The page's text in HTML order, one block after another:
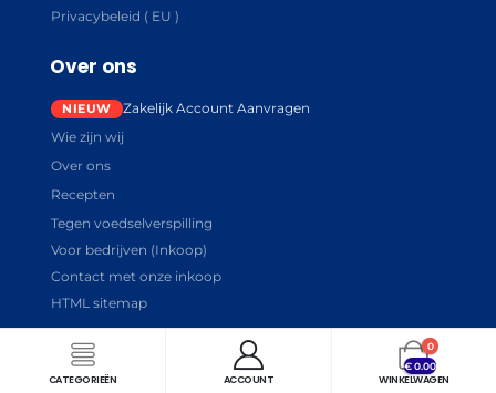
Privacybeleid ( EU )
Over ons
Zakelijk Account Aanvragen
Wie zijn wij
Over ons
Recepten
Tegen voedselverspilling
Voor bedrijven (Inkoop)
Contact met onze inkoop
HTML sitemap
CATEGORIEËN ACCOUNT
0
€0.00
WINKELWAGEN